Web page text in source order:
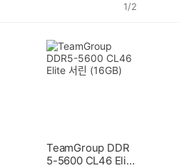
1/2
TeamGroup DDR
5-5600 CL46 Elit